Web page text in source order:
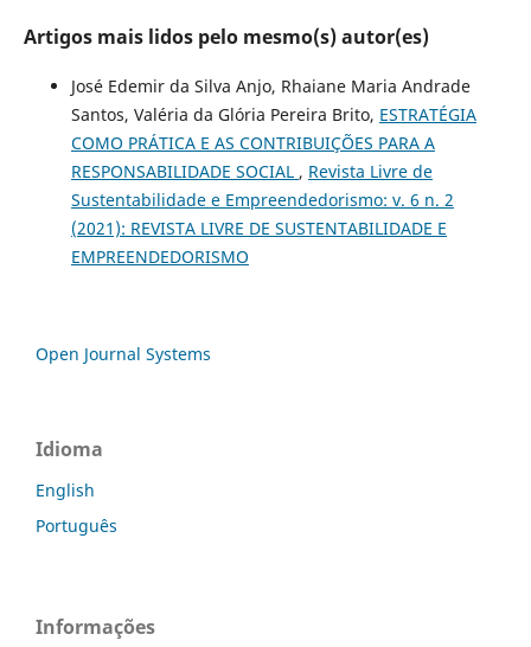
Artigos mais lidos pelo mesmo(s) autor(es)
José Edemir da Silva Anjo, Rhaiane Maria Andrade
Santos, Valéria da Glória Pereira Brito, ESTRATÉGIA
COMO PRÁTICA E AS CONTRIBUIÇÕES PARA A
RESPONSABILIDADE SOCIAL , Revista Livre de
Sustentabilidade e Empreendedorismo: v. 6 n. 2
(2021): REVISTA LIVRE DE SUSTENTABILIDADE E
EMPREENDEDORISMO
Open Journal Systems
Idioma
English
Português
Informações